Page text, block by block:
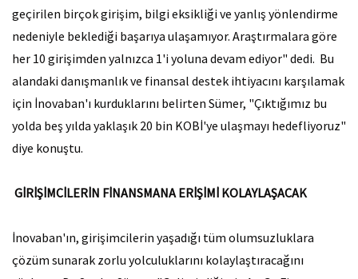
geçirilen birçok girişim, bilgi eksikliği ve yanlış yönlendirme
nedeniyle beklediği başarıya ulaşamıyor. Araştırmalara göre
her 10 girişimden yalnızca 1'i yoluna devam ediyor" dedi. Bu
alandaki danışmanlık ve finansal destek ihtiyacını karşılamak
için İnovaban'ı kurduklarını belirten Sümer, "Çıktığımız bu
yolda beş yılda yaklaşık 20 bin KOBİ'ye ulaşmayı hedefliyoruz"
diye konuştu.
GİRİŞİMCİLERİN FİNANSMANA ERİŞİMİ KOLAYLAŞACAK
İnovaban'ın, girişimcilerin yaşadığı tüm olumsuzluklara
çözüm sunarak zorlu yolculuklarını kolaylaştıracağını